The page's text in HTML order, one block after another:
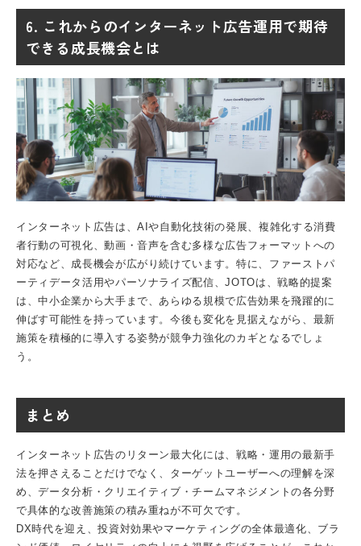
6. これからのインターネット広告運用で期待
できる成長機会とは
インターネット広告は、AIや自動化技術の発展、複雑化する消費
者行動の可視化、動画・音声を含む多様な広告フォーマットへの
対応など、成長機会が広がり続けています。特に、ファーストパ
ーティデータ活用やパーソナライズ配信、JOTOは、戦略的提案
は、中小企業から大手まで、あらゆる規模で広告効果を飛躍的に
伸ばす可能性を持っています。今後も変化を見据えながら、最新
施策を積極的に導入する姿勢が競争力強化のカギとなるでしょ
う。
まとめ
インターネット広告のリターン最大化には、戦略・運用の最新手
法を押さえることだけでなく、ターゲットユーザーへの理解を深
め、データ分析・クリエイティブ・チームマネジメントの各分野
で具体的な改善施策の積み重ねが不可欠です。
DX時代を迎え、投資対効果やマーケティングの全体最適化、ブラ